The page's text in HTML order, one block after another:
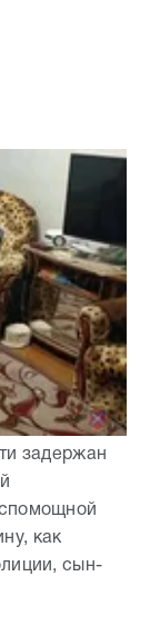
задержан
как
сын-